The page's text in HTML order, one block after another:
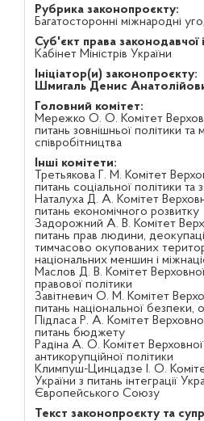
Рубрика законопроєкту:
Багатосторонні міжнародні
Суб'єкт права законодавчої
Кабінет Міністрів України
Ініціатор(и) законопроєкту:
Шмигаль Денис
Головний комітет:
Мережко О. О. Комітет
питань зовнішньої політики та
співробітництва
Інші комітети:
Третьякова Г. М. Комітет
питань соціальної політики та
Наталуха Д. А. Комітет
питань економічного розвитку
Задорожний А. В. Комітет
питань прав людини,
тимчасово окупованих
національних меншин і
Маслов Д. В. Комітет
правової політики
Завітневич О. М. Комітет
питань національної безпеки,
Підласа Р. А. Комітет
питань бюджету
Радіна А. О. Комітет
антикорупційної політики
Климпуш-Цинцадзе І. О.
України з питань інтеграції
Європейського Союзу
Текст законопроєкту та